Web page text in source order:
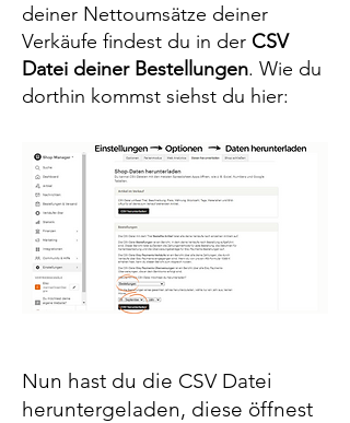
deiner Nettoumsätze deiner
Verkäufe findest du in der CSV
Datei deiner Bestellungen. Wie du
dorthin kommst siehst du hier:
Nun hast du die CSV Datei
heruntergeladen, diese öffnest